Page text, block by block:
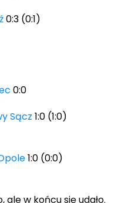
0:3 (0:1)
0:0
Sącz 1:0 (1:0)
1:0 (0:0)
ale w końcu się udało.